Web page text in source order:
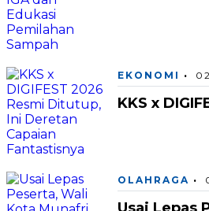
EKONOMI
KKS x
OLAHRAGA